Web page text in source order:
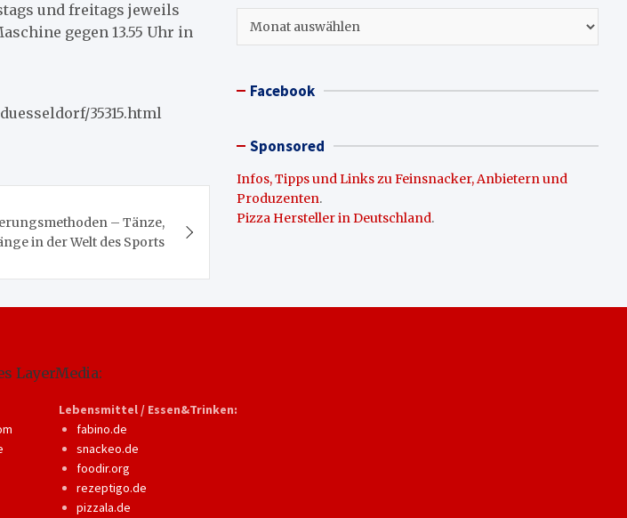
und freitags jeweils
gegen 13.55 Uhr in
35315.html
– Tänze,
in der Welt des Sports
Facebook
Sponsored
Infos, Tipps und Links zu Feinsnacker, Anbietern und
Produzenten.
Pizza Hersteller in Deutschland.
LayerMedia:
Lebensmittel / Essen&Trinken:
fabino.de
snackeo.de
foodir.org
rezeptigo.de
pizzala.de